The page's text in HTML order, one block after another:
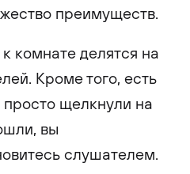
преимуществ.
комнате делятся на
Кроме того, есть
щелкнули на
вы
слушателем.